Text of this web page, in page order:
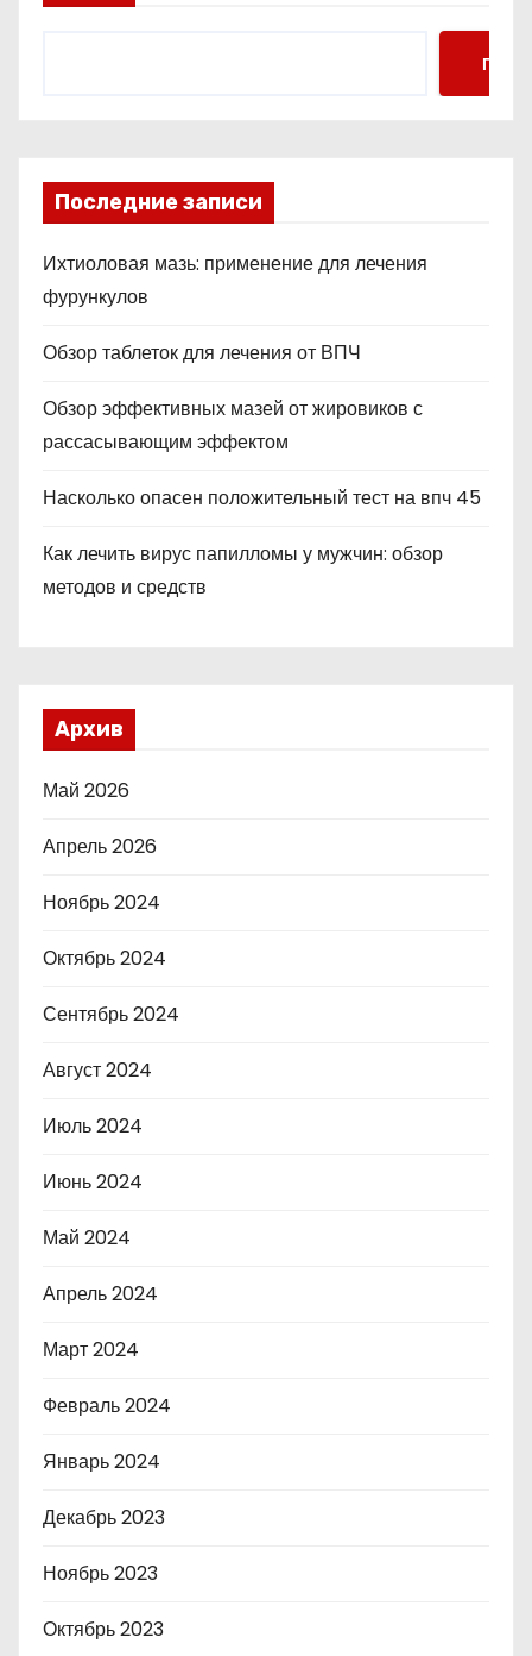
Поиск
Последние записи
Ихтиоловая мазь: применение для лечения
фурункулов
Обзор таблеток для лечения от ВПЧ
Обзор эффективных мазей от жировиков с
рассасывающим эффектом
Насколько опасен положительный тест на впч 45
Как лечить вирус папилломы у мужчин: обзор
методов и средств
Архив
Май 2026
Апрель 2026
Ноябрь 2024
Октябрь 2024
Сентябрь 2024
Август 2024
Июль 2024
Июнь 2024
Май 2024
Апрель 2024
Март 2024
Февраль 2024
Январь 2024
Декабрь 2023
Ноябрь 2023
Октябрь 2023